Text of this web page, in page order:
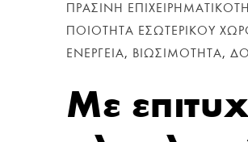
ΠΡΆΣΙΝΗ
ΠΟΙΌΤΗΤΑ ΕΣΩΤΕΡΙΚΟΎ
ΕΝΈΡΓΕΙΑ, ΒΙΩΣΙΜΌΤΗΤΑ,
Με